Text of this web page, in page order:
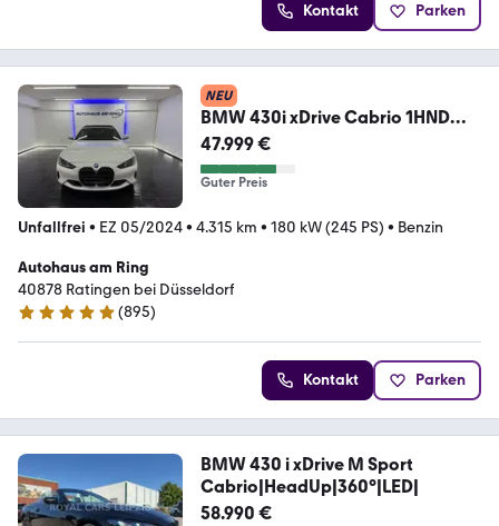
Kontakt Parken
NEU
BMW 430i xDrive Cabrio 1HND
360° APP HUD LED VIRTUAL
47.999 €
Guter Preis
Unfallfrei • EZ 05/2024• 4.315 km • 180 kW (245 PS) • Benzin
Autohaus am Ring
40878 Ratingen bei Düsseldorf
4.8 Sterne
(895)
Kontakt Parken
BMW 430 i xDrive M Sport
Cabrio|HeadUp|360°|LED|
58.990 €